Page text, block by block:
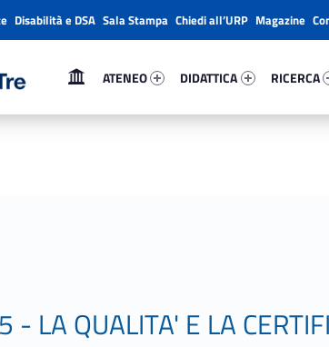
Primary Menu
ATENEO
DIDATTICA
RICERCA
Disabilità e DSA Sala Stampa Chiedi all’URP Magazine
LA QUALITA' E LA